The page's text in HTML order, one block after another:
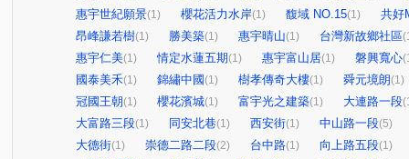
惠宇世紀願景(1) 櫻花活力水岸(1) 馥域 NO.15(1)
共好
昂峰謙若樹(1) 勝美築(1) 惠宇晴山(1) 台灣新故鄉社區
惠宇仁美(1) 情定水蓮五期(1) 惠宇富山居(1) 磐興寬心
國泰美禾(1) 錦繡中國 (1) 樹孝傳奇大樓(1) 舜元境朗(1)
冠國王朝(1) 櫻花濱城(1) 富宇光之建築(1) 大連路一段
大富路三段(1) 同安北巷(1) 西安街(1) 中山路一段(5)
大德街(1) 崇德二路二段(2) 台中路(1) 向上路五段(1)